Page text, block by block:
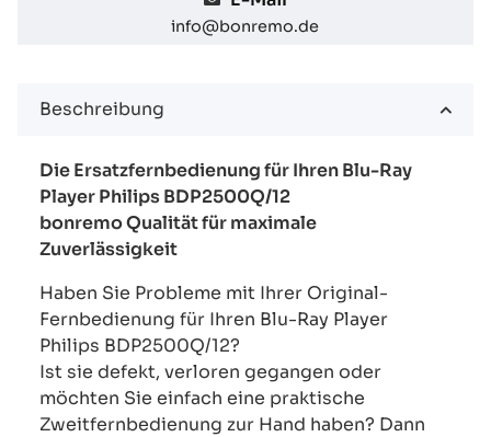
info@bonremo.de
Beschreibung
Die Ersatzfernbedienung für Ihren Blu-Ray
Player Philips BDP2500Q/12
bonremo Qualität für maximale
Zuverlässigkeit
Haben Sie Probleme mit Ihrer Original-
Fernbedienung für Ihren Blu-Ray Player
Philips BDP2500Q/12?
Ist sie defekt, verloren gegangen oder
möchten Sie einfach eine praktische
Zweitfernbedienung zur Hand haben? Dann